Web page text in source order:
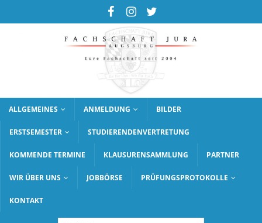
ALLGEMEINES ANMELDUNG BILDER
ERSTSEMESTER STUDIERENDENVERTRETUNG
KOMMENDE TERMINE KLAUSURENSAMMLUNG PARTNER
WIR ÜBER UNS JOBBÖRSE PRÜFUNGSPROTOKOLLE
KONTAKT